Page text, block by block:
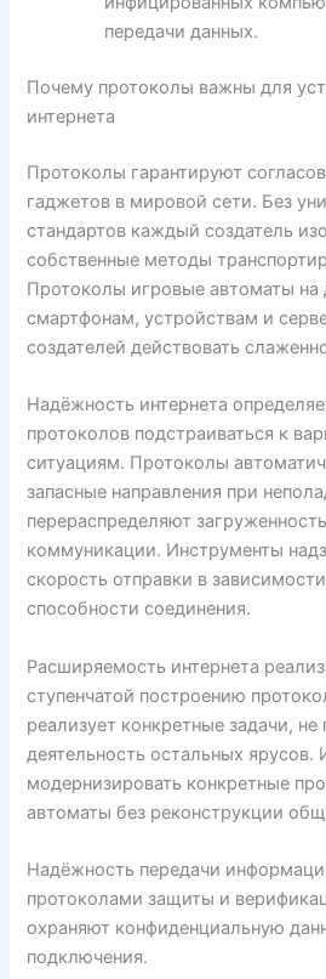
передачи данных.
Почему протоколы важны для
интернета
Протоколы гарантируют
гаджетов в мировой сети. Без
стандартов каждый создатель
собственные методы
Протоколы игровые автоматы на
смартфонам, устройствам и
создателей действовать
Надёжность интернета
протоколов подстраиваться к
ситуациям. Протоколы
запасные направления при
перераспределяют
коммуникации. Инструменты
скорость отправки в
способности соединения.
Расширяемость интернета
ступенчатой построению
реализует конкретные задачи, не
деятельность остальных
модернизировать конкретные
автоматы без реконструкции
Надёжность передачи
протоколами защиты и
охраняют конфиденциальную
подключения.